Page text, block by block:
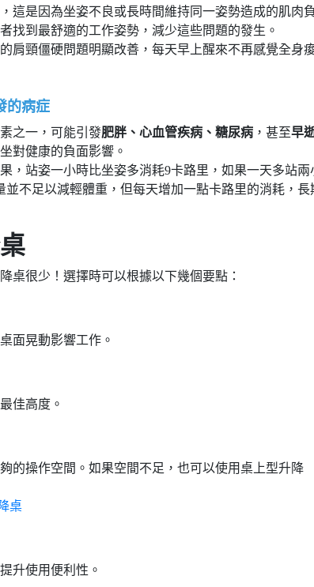
這是因為坐姿不良或長時間維持同一姿勢造成的肌肉負
者找到最舒適的工作姿勢，減少這些問題的發生。
肩頸僵硬問題明顯改善，每天早上醒來不再感覺全身
的病症
之一，可能引發肥胖、心血管疾病、糖尿病 ，甚至早
對健康的負面影響。
，站姿一小時比坐姿多消耗9卡路里，如果一天多站兩
不足以減輕體重，但每天增加一點卡路里的消耗，長
桌很少！選擇時可以根據以下幾個要點：
面晃動影響工作。
佳高度。
的操作空間。如果空間不足，也可以使用桌上型升降
桌
升使用便利性。